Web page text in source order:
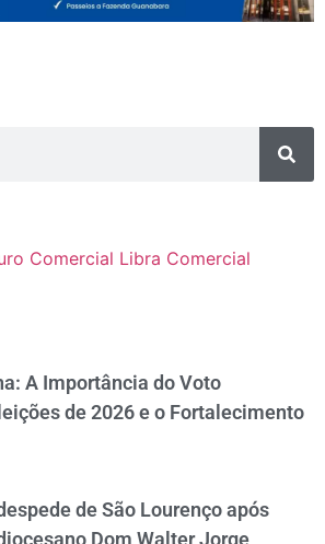
Comercial Libra Comercial
A Importância do Voto
de 2026 e o Fortalecimento
de São Lourenço após
Dom Walter Jorge